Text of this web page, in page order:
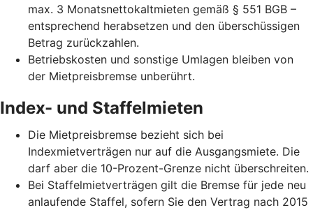
max. 3 Monatsnettokaltmieten gemäß § 551 BGB –
entsprechend herabsetzen und den überschüssigen
Betrag zurückzahlen.
Betriebskosten und sonstige Umlagen bleiben von
der Mietpreisbremse unberührt.
Index- und Staffelmieten
Die Mietpreisbremse bezieht sich bei
Indexmietverträgen nur auf die Ausgangsmiete. Die
darf aber die 10-Prozent-Grenze nicht überschreiten.
Bei Staffelmietverträgen gilt die Bremse für jede neu
anlaufende Staffel, sofern Sie den Vertrag nach 2015